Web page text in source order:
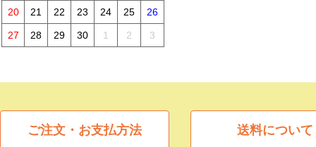
20 21 22 23 24 25 26
27 28 29 30 1 2 3
ご注文・お支払方法 送料について